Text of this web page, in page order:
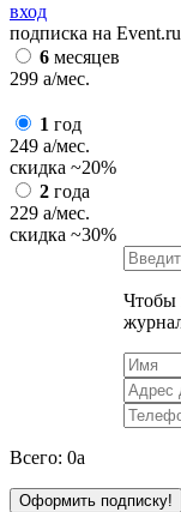
вход
подписка на Event.ru
6 месяцев
299 a/мес.
1 год
249 a/мес.
скидка ~20%
2 года
229 a/мес.
скидка ~30%
Чтобы
Всего: 0a
Оформить подписку!